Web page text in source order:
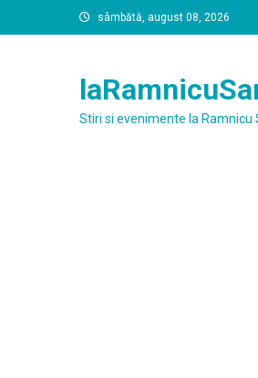
to
sâmbătă, august 08, 2026
Stiri si evenimente la Ramnicu